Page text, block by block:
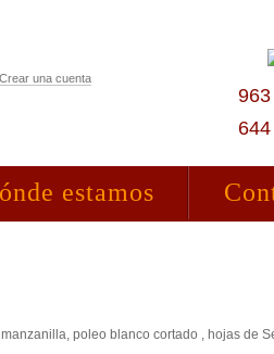
Crear una cuenta
estamos
poleo blanco cortado , hojas de